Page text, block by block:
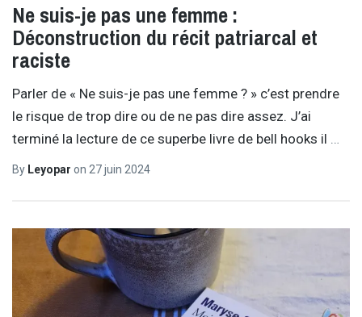
Ne suis-je pas une femme :
Déconstruction du récit patriarcal et
raciste
Parler de « Ne suis-je pas une femme ? » c’est prendre
le risque de trop dire ou de ne pas dire assez. J’ai
terminé la lecture de ce superbe livre de bell hooks il
By Leyopar on 27 juin 2024